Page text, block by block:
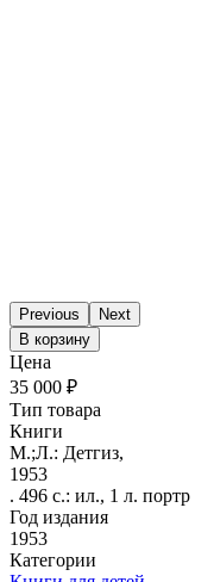
Previous
Next
В корзину
Цена
35 000 ₽
Тип товара
Книги
М.;Л.: Детгиз,
1953
. 496 с.: ил., 1 л. портр
Год издания
1953
Категории